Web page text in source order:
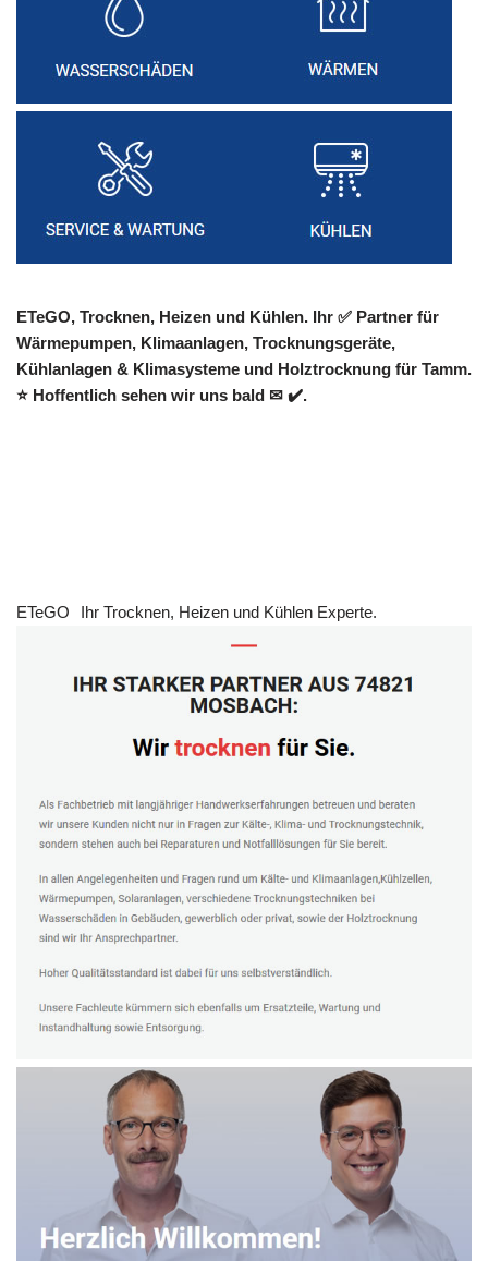
ETeGO, Trocknen, Heizen und Kühlen. Ihr ✅ Partner für
Wärmepumpen, Klimaanlagen, Trocknungsgeräte,
Kühlanlagen & Klimasysteme und Holztrocknung für Tamm.
⭐ Hoffentlich sehen wir uns bald ✉ ✔️.
ETeGO Ihr Trocknen, Heizen und Kühlen Experte.